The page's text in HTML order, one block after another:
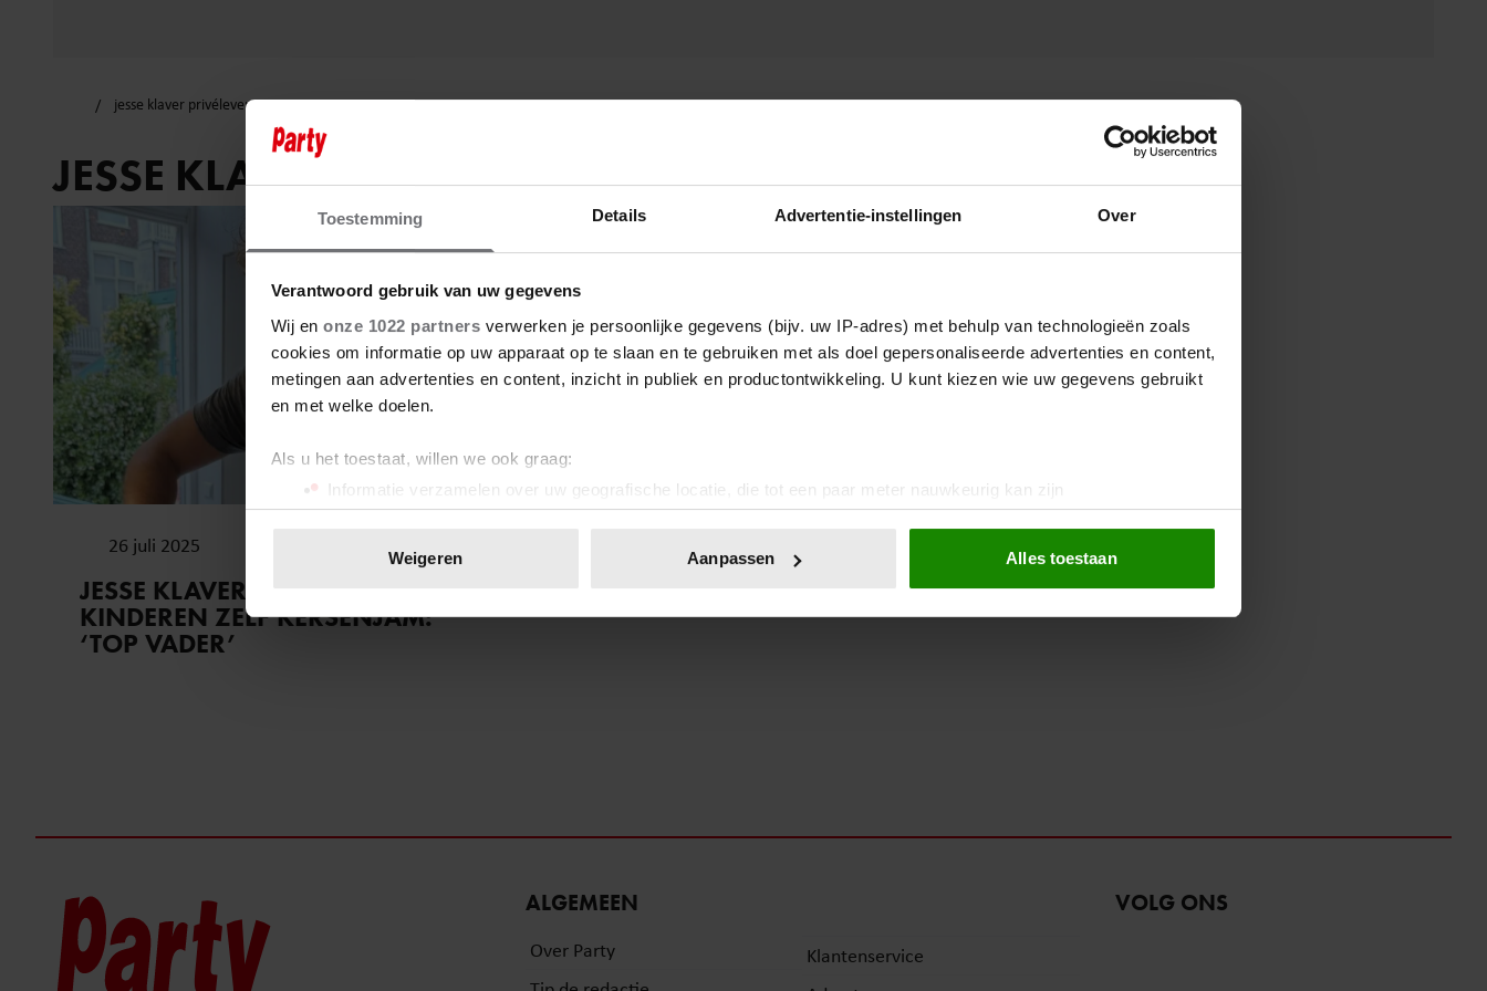
Toestemming Details Advertentie-instellingen Over
Verantwoord gebruik van uw gegevens
Wij en onze 1022 partners verwerken je persoonlijke gegevens (bijv. uw IP-adres) met behulp van technologieën zoals
cookies om informatie op uw apparaat op te slaan en te gebruiken met als doel gepersonaliseerde advertenties en content,
metingen aan advertenties en content, inzicht in publiek en productontwikkeling. U kunt kiezen wie uw gegevens gebruikt
en met welke doelen.
Als u het toestaat, willen we ook graag:
Informatie verzamelen over uw geografische locatie, die tot een paar meter nauwkeurig kan zijn
Uw apparaat identificeren door het actief te scannen op specifieke eigenschappen (fingerprinting)
toestemming op elk moment wijzigen of intrekken in de Cookieverklaring.
We gebruiken cookies om content en advertenties te personaliseren, om functies voor social media te bieden en om ons
Weigeren Aanpassen Alles toestaan
jesse klaver privéleven
JESSE KLAVER PRIVÉLEVEN
26 juli 2025
JESSE KLAVER MAAKT MET ZIJN
KINDEREN ZELF KERSENJAM:
‘TOP VADER’
ALGEMEEN
Over Party
Klantenservice
VOLG ONS